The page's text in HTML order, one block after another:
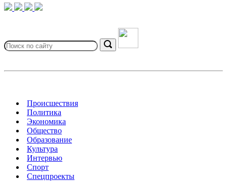
for:
Search
Происшествия
Политика
Экономика
Общество
Образование
Культура
Интервью
Спорт
Спецпроекты